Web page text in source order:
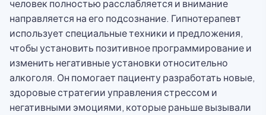
человек полностью расслабляется и внимание
направляется на его подсознание. Гипнотерапевт
использует специальные техники и предложения,
чтобы установить позитивное программирование и
изменить негативные установки относительно
алкоголя. Он помогает пациенту разработать новые,
здоровые стратегии управления стрессом и
негативными эмоциями, которые раньше вызывали